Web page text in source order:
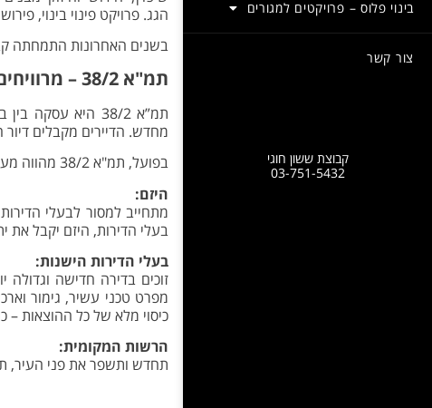
בינוי פלוס – פרויקטים למגורים
צור קשר
קבוצת ששון חוגי
03-751-5432
הגג. פרויקט פינוי בינוי,
בשנים האחרונות התמחתה
תמ"א 38/2 – מרוויחים בלבד
תמ”א 38/2 היא
מחדש. הדיירים מקבלים דיור
בפועל, תמ"א 38/2 מהווה מעין שילוב בין תמ”א 38 ל”פינוי בינוי” ויוצר עסקה בה כל הצדדים מרוויחים:
היזם:
מתחייב למסור לבעלי
בעלי הדירות, היזם יקבל את
בעלי הדירות הישנות:
זוכים בדירה חדישה וגדולה
מפרט טכני עשיר, גימור
כיסוי מלא של כל ההוצאות –
הרשות המקומית:
תחדש ותשפר את פני העיר,